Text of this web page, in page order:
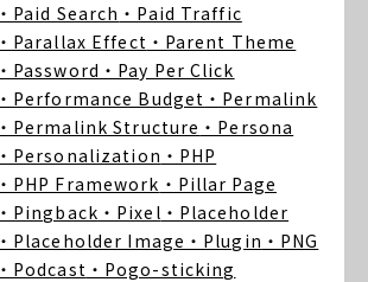
・Paid Search ・Paid Traffic
・Parallax Effect ・Parent Theme
・Password ・Pay Per Click
・Performance Budget ・Permalink
・Permalink Structure ・Persona
・Personalization ・PHP
・PHP Framework ・Pillar Page
・Pingback ・Pixel ・Placeholder
・Placeholder Image ・Plugin ・PNG
・Podcast ・Pogo-sticking